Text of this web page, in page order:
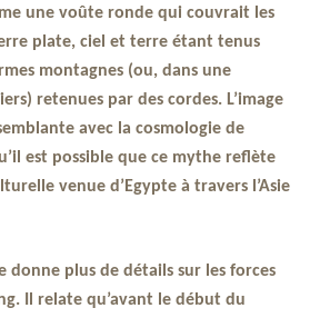
une voûte ronde qui couvrait les
plate, ciel et terre étant tenus
montagnes (ou, dans une
retenues par des cordes. L’image
avec la cosmologie de
est possible que ce mythe reflète
venue d’Egypte à travers l’Asie
donne plus de détails sur les forces
Il relate qu’avant le début du